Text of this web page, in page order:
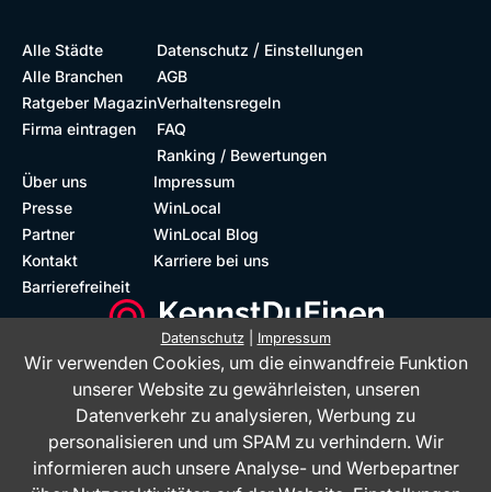
Alle Städte
Alle Branchen
Ratgeber Magazin
Firma eintragen
Datenschutz / Einstellungen
AGB
Verhaltensregeln
FAQ
Ranking / Bewertungen
Über uns
Presse
Partner
Kontakt
Barrierefreiheit
Impressum
WinLocal
WinLocal Blog
Karriere bei uns
Datenschutz| Impressum
Wir verwenden Cookies, um die einwandfreie Funktion
unserer Website zu gewährleisten, unseren
Datenverkehr zu analysieren, Werbung zu
personalisieren und um SPAM zu verhindern. Wir
informieren auch unsere Analyse- und Werbepartner